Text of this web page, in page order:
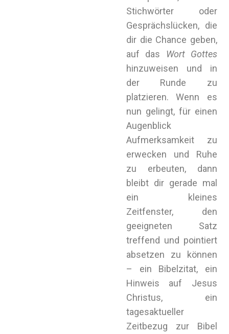
Stichwörter oder
Gesprächslücken, die
dir die Chance geben,
auf das Wort Gottes
hinzuweisen und in
der Runde zu
platzieren. Wenn es
nun gelingt, für einen
Augenblick
Aufmerksamkeit zu
erwecken und Ruhe
zu erbeuten, dann
bleibt dir gerade mal
ein kleines
Zeitfenster, den
geeigneten Satz
treffend und pointiert
absetzen zu können
– ein Bibelzitat, ein
Hinweis auf Jesus
Christus, ein
tagesaktueller
Zeitbezug zur Bibel